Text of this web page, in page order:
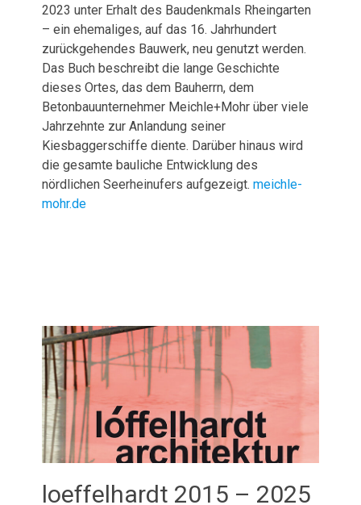
2023 unter Erhalt des Baudenkmals Rheingarten
– ein ehemaliges, auf das 16. Jahrhundert
zurückgehendes Bauwerk, neu genutzt werden.
Das Buch beschreibt die lange Geschichte
dieses Ortes, das dem Bauherrn, dem
Betonbauunternehmer Meichle+Mohr über viele
Jahrzehnte zur Anlandung seiner
Kiesbaggerschiffe diente. Darüber hinaus wird
die gesamte bauliche Entwicklung des
nördlichen Seerheinufers aufgezeigt.meichle-
mohr.de
loeffelhardt 2015 – 2025